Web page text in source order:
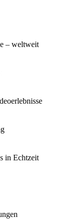
– weltweit
in Echtzeit